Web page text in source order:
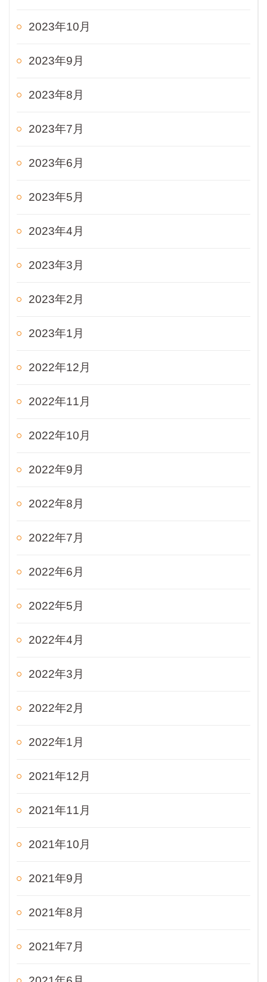
2023年10月
2023年9月
2023年8月
2023年7月
2023年6月
2023年5月
2023年4月
2023年3月
2023年2月
2023年1月
2022年12月
2022年11月
2022年10月
2022年9月
2022年8月
2022年7月
2022年6月
2022年5月
2022年4月
2022年3月
2022年2月
2022年1月
2021年12月
2021年11月
2021年10月
2021年9月
2021年8月
2021年7月